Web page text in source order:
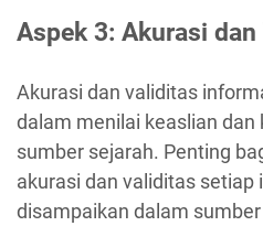
Aspek 3: Akurasi
Akurasi dan validitas
dalam menilai keaslian dan
sumber sejarah. Penting
akurasi dan validitas setiap
disampaikan dalam